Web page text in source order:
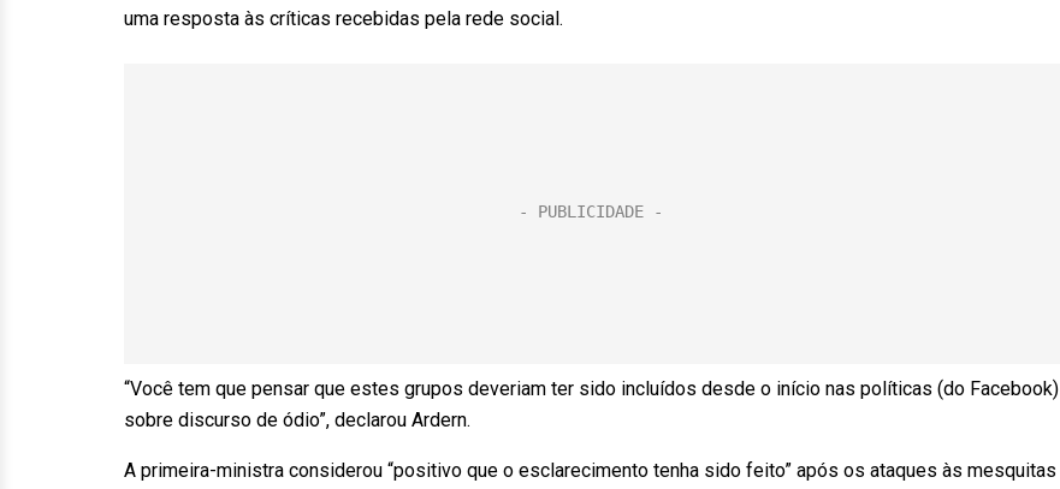
uma resposta às críticas recebidas pela rede social.
“Você tem que pensar que estes grupos deveriam ter sido incluídos desde o início nas políticas (do Facebook)
sobre discurso de ódio”, declarou Ardern.
A primeira-ministra considerou “positivo que o esclarecimento tenha sido feito” após os ataques às mesquitas